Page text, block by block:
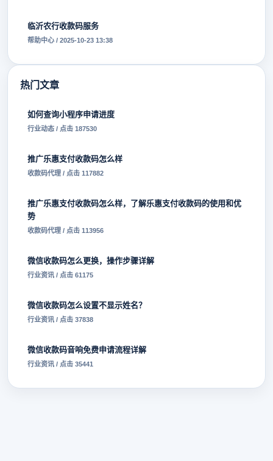
临沂农行收款码服务
帮助中心 / 2025-10-23 13:38
热门文章
如何查询小程序申请进度
行业动态 / 点击 187530
推广乐惠支付收款码怎么样
收款码代理 / 点击 117882
推广乐惠支付收款码怎么样，了解乐惠支付收款码的使用和优
势
收款码代理 / 点击 113956
微信收款码怎么更换，操作步骤详解
行业资讯 / 点击 61175
微信收款码怎么设置不显示姓名？
行业资讯 / 点击 37838
微信收款码音响免费申请流程详解
行业资讯 / 点击 35441